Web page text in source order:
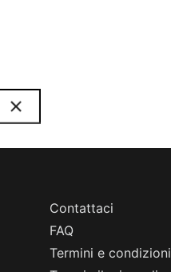
Contattaci
FAQ
Termini e condizioni